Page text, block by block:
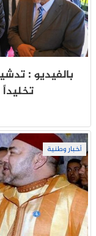
بالفيديو :
تخليداً
أخبار وطنية